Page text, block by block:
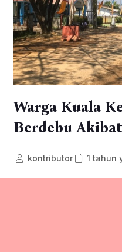
Warga Kuala
Berdebu
kontributor 1 tahun